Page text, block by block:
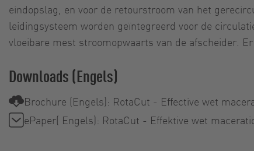
eindopslag, en voor de retourstroom van het
leidingsysteem worden geïntegreerd voor de
vloeibare mest stroomopwaarts van de afscheider.
Downloads (Engels)
Brochure (Engels): RotaCut - Effective wet
ePaper( Engels): RotaCut - Effektive wet